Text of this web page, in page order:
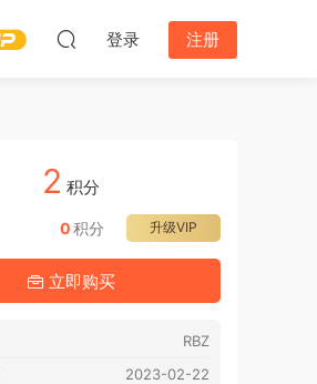
登录 注册
2 积分
升级VIP
0积分
立即购买
RBZ
2023-02-22